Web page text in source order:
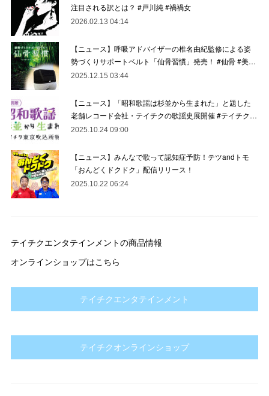
注目される訳とは？ #戸川純 #禍禍女
2026.02.13 04:14
【ニュース】呼吸アドバイザーの椎名由紀監修による姿
勢づくりサポートベルト「仙骨習慣」発売！ #仙骨 #美…
2025.12.15 03:44
【ニュース】「昭和歌謡は杉並から生まれた」と題した
老舗レコード会社・テイチクの歌謡史展開催 #テイチク…
2025.10.24 09:00
【ニュース】みんなで歌って認知症予防！テツandトモ
「おんどくドクドク」配信リリース！
2025.10.22 06:24
テイチクエンタテインメントの商品情報
オンラインショップはこちら
テイチクエンタテインメント
テイチクオンラインショップ